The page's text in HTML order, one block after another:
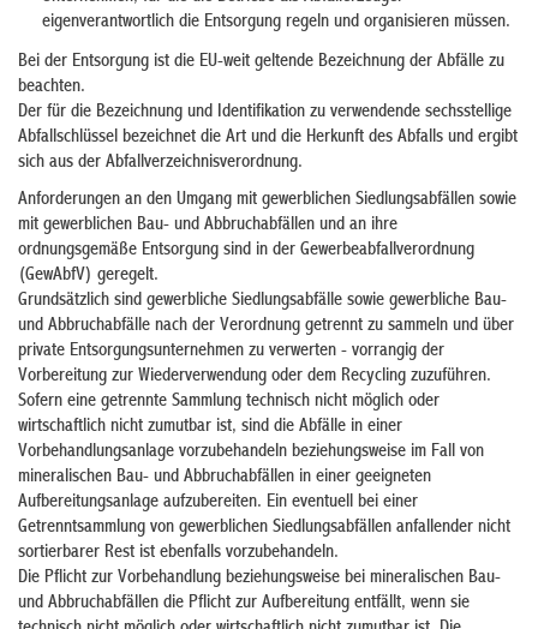
eigenverantwortlich die Entsorgung regeln und organisieren müssen.
Bei der Entsorgung ist die EU-weit geltende Bezeichnung der Abfälle zu
beachten.
Der für die Bezeichnung und Identifikation zu verwendende sechsstellige
Abfallschlüssel bezeichnet die Art und die Herkunft des Abfalls und ergibt
sich aus der Abfallverzeichnisverordnung.
Anforderungen an den Umgang mit gewerblichen Siedlungsabfällen sowie
mit gewerblichen Bau- und Abbruchabfällen und an ihre
ordnungsgemäße Entsorgung sind in der Gewerbeabfallverordnung
(GewAbfV) geregelt.
Grundsätzlich sind gewerbliche Siedlungsabfälle sowie gewerbliche Bau-
und Abbruchabfälle nach der Verordnung getrennt zu sammeln und über
private Entsorgungsunternehmen zu verwerten - vorrangig der
Vorbereitung zur Wiederverwendung oder dem Recycling zuzuführen.
Sofern eine getrennte Sammlung technisch nicht möglich oder
wirtschaftlich nicht zumutbar ist, sind die Abfälle in einer
Vorbehandlungsanlage vorzubehandeln beziehungsweise im Fall von
mineralischen Bau- und Abbruchabfällen in einer geeigneten
Aufbereitungsanlage aufzubereiten. Ein eventuell bei einer
Getrenntsammlung von gewerblichen Siedlungsabfällen anfallender nicht
sortierbarer Rest ist ebenfalls vorzubehandeln.
Die Pflicht zur Vorbehandlung beziehungsweise bei mineralischen Bau-
und Abbruchabfällen die Pflicht zur Aufbereitung entfällt, wenn sie